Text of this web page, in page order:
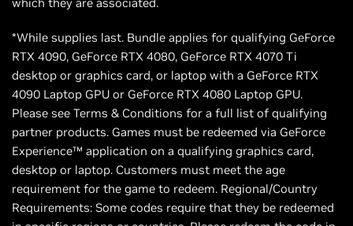
*While supplies last. Bundle applies for qualifying GeForce
RTX 4090, GeForce RTX 4080, GeForce RTX 4070 Ti
desktop or graphics card, or laptop with a GeForce RTX
4090 Laptop GPU or GeForce RTX 4080 Laptop GPU.
Please see Terms & Conditions for a full list of qualifying
partner products. Games must be redeemed via GeForce
Experience™ application on a qualifying graphics card,
desktop or laptop. Customers must meet the age
requirement for the game to redeem. Regional/Country
Requirements: Some codes require that they be redeemed